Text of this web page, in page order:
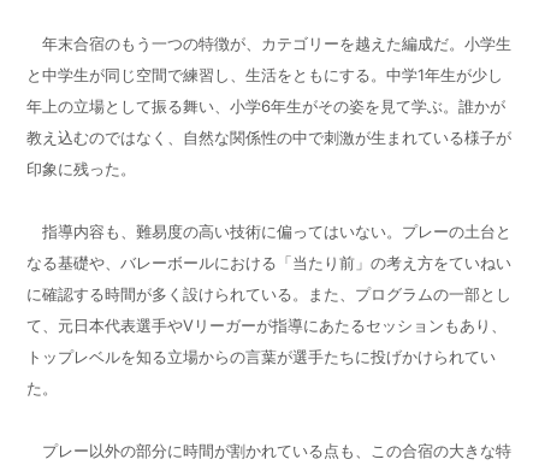
年末合宿のもう一つの特徴が、カテゴリーを越えた編成だ。小学生
と中学生が同じ空間で練習し、生活をともにする。中学1年生が少し
年上の立場として振る舞い、小学6年生がその姿を見て学ぶ。誰かが
教え込むのではなく、自然な関係性の中で刺激が生まれている様子が
印象に残った。
指導内容も、難易度の高い技術に偏ってはいない。プレーの土台と
なる基礎や、バレーボールにおける「当たり前」の考え方をていねい
に確認する時間が多く設けられている。また、プログラムの一部とし
て、元日本代表選手やVリーガーが指導にあたるセッションもあり、
トップレベルを知る立場からの言葉が選手たちに投げかけられてい
た。
プレー以外の部分に時間が割かれている点も、この合宿の大きな特